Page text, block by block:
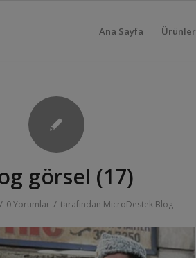
Ana Sayfa Ürünler
görsel (17)
/ 0 Yorumlar / tarafından MicroDestek Blog